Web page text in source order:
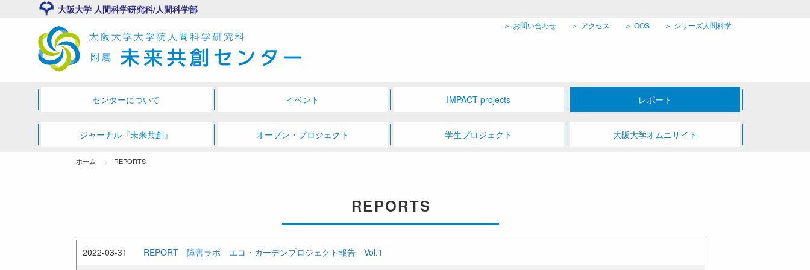
大阪大学 人間科学研究科/人間科学部
お問い合わせ アクセス OOS シリーズ人間科学
センターについて イベント IMPACT projects レポート
ジャーナル『未来共創』 オープン・プロジェクト 学生プロジェクト 大阪大学オムニサイト
ホーム REPORTS
REPORTS
2022-03-31 REPORT 障害ラボ エコ・ガーデンプロジェクト報告 Vol.1